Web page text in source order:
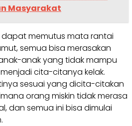
Masyarakat
dapat memutus mata rantai
semua bisa merasakan
anak yang tidak mampu
cita-citanya kelak.
sesuai yang dicita-citakan
orang miskin tidak merasa
dan semua ini bisa dimulai